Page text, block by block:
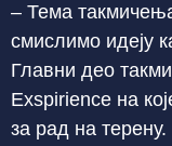
– Тема
смислимо идеју
Главни део
Exspiriencе на
за рад на